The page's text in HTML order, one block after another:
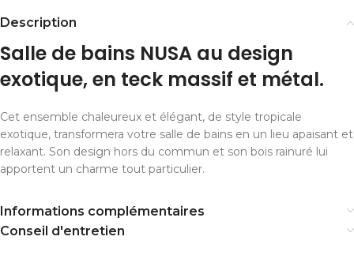
Description
Salle de bains NUSA au design
exotique, en teck massif et métal.
Cet ensemble chaleureux et élégant, de style tropicale
exotique, transformera votre salle de bains en un lieu apaisant et
relaxant. Son design hors du commun et son bois rainuré lui
apportent un charme tout particulier.
Informations complémentaires
Conseil d'entretien